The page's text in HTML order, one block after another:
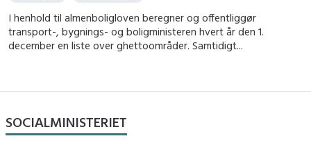
I henhold til almenboligloven beregner og offentliggør
transport-, bygnings- og boligministeren hvert år den 1.
december en liste over ghettoområder. Samtidigt...
SOCIALMINISTERIET